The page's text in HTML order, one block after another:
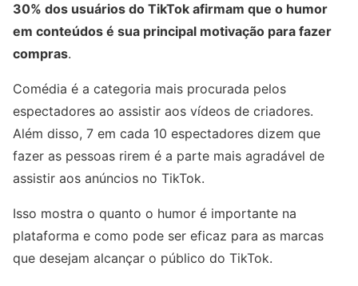
30% dos usuários do TikTok afirmam que o humor
em conteúdos é sua principal motivação para fazer
compras.
Comédia é a categoria mais procurada pelos
espectadores ao assistir aos vídeos de criadores.
Além disso, 7 em cada 10 espectadores dizem que
fazer as pessoas rirem é a parte mais agradável de
assistir aos anúncios no TikTok.
Isso mostra o quanto o humor é importante na
plataforma e como pode ser eficaz para as marcas
que desejam alcançar o público do TikTok.